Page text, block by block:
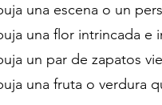
una escena o un
una flor intrincada e
un par de zapatos
una fruta o verdura